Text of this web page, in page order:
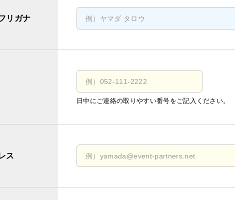
リガナ
日中にご連絡の取りやすい番号をご記入ください。
ス